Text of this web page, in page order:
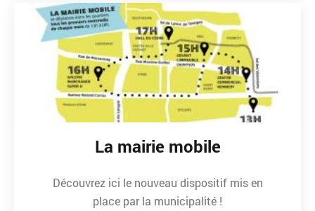
La mairie mobile
Découvrez ici le nouveau dispositif mis en
place par la municipalité !